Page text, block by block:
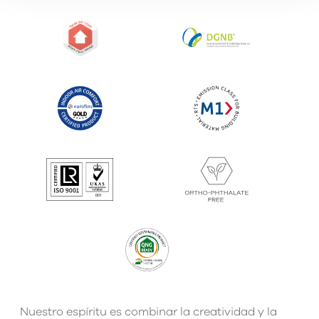
Nuestro espíritu es combinar la creatividad y la